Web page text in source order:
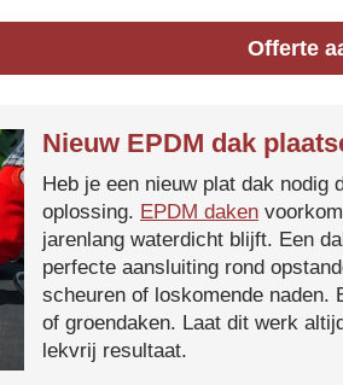
Offerte
Nieuw EPDM dak
Heb je een nieuw plat dak nodig
oplossing. EPDM daken
jarenlang waterdicht blijft. Een
perfecte aansluiting rond
scheuren of loskomende naden.
of groendaken. Laat dit werk
lekvrij resultaat.